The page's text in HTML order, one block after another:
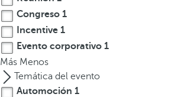
u
l
s
a
r
l
Congreso 1
Incentive 1
Evento corporativo 1
Más Menos
Temática del evento
Automoción 1